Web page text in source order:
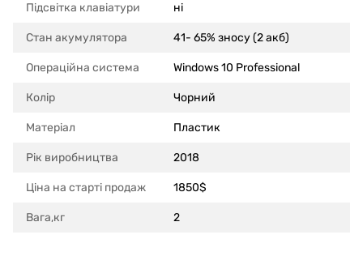
Підсвітка клавіатури ні
Стан акумулятора 41- 65% зносу (2 акб)
Операційна система Windows 10 Professional
Колір Чорний
Матеріал Пластик
Рік виробництва 2018
Ціна на старті продаж 1850$
Вага,кг 2